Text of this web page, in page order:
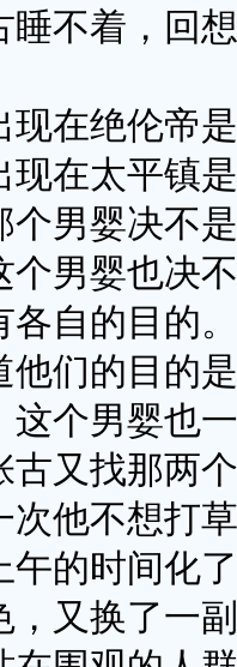
着，回想
在绝伦帝是
在太平镇是
男婴决不是
男婴也决不
自的目的。
的目的是
这个男婴也
又找那两个
他不想打
时间化了
，又换了一